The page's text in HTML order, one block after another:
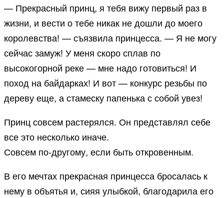
— Прекрасный принц, я тебя вижу первый раз в
жизни, и вести о тебе никак не дошли до моего
королевства! — съязвила принцесса. — Я не могу
сейчас замуж! У меня скоро сплав по
высокогорной реке — мне надо готовиться! И
поход на байдарках! И вот — конкурс резьбы по
дереву еще, а стамеску папенька с собой увез!
Принц совсем растерялся. Он представлял себе
все это несколько иначе.
Совсем по-другому, если быть откровенным.
В его мечтах прекрасная принцесса бросалась к
нему в объятья и, сияя улыбкой, благодарила его